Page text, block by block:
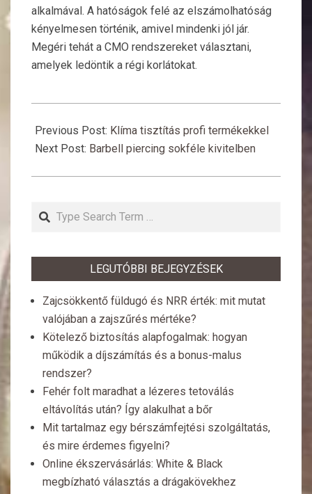
alkalmával. A hatóságok felé az elszámolhatóság
kényelmesen történik, amivel mindenki jól jár.
Megéri tehát a CMO rendszereket választani,
amelyek ledöntik a régi korlátokat.
06-
24
Previous Post: Klíma tisztítás profi termékekkel
Next Post: Barbell piercing sokféle kivitelben
Search
LEGUTÓBBI BEJEGYZÉSEK
Zajcsökkentő füldugó és NRR érték: mit mutat
valójában a zajszűrés mértéke?
Kötelező biztosítás alapfogalmak: hogyan
működik a díjszámítás és a bonus-malus
rendszer?
Fehér folt maradhat a lézeres tetoválás
eltávolítás után? Így alakulhat a bőr
Mit tartalmaz egy bérszámfejtési szolgáltatás,
és mire érdemes figyelni?
Online ékszervásárlás: White & Black
megbízható választás a drágakövekhez